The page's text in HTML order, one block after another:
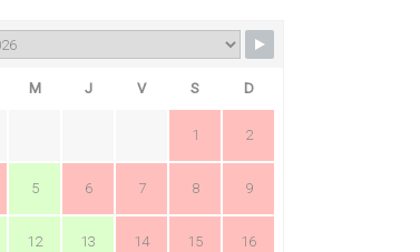
M J V S D
1 2
5 6 7 8 9
12 13 14 15 16